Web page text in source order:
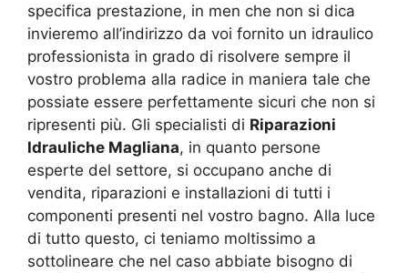
specifica prestazione, in men che non si dica
invieremo all’indirizzo da voi fornito un idraulico
professionista in grado di risolvere sempre il
vostro problema alla radice in maniera tale che
possiate essere perfettamente sicuri che non si
ripresenti più. Gli specialisti di Riparazioni
Idrauliche Magliana, in quanto persone
esperte del settore, si occupano anche di
vendita, riparazioni e installazioni di tutti i
componenti presenti nel vostro bagno. Alla luce
di tutto questo, ci teniamo moltissimo a
sottolineare che nel caso abbiate bisogno di